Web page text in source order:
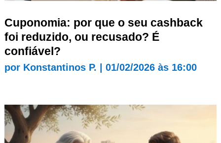
Cuponomia: por que o seu cashback
foi reduzido, ou recusado? É
confiável?
por Konstantinos P. 01/02/2026 às 16:00